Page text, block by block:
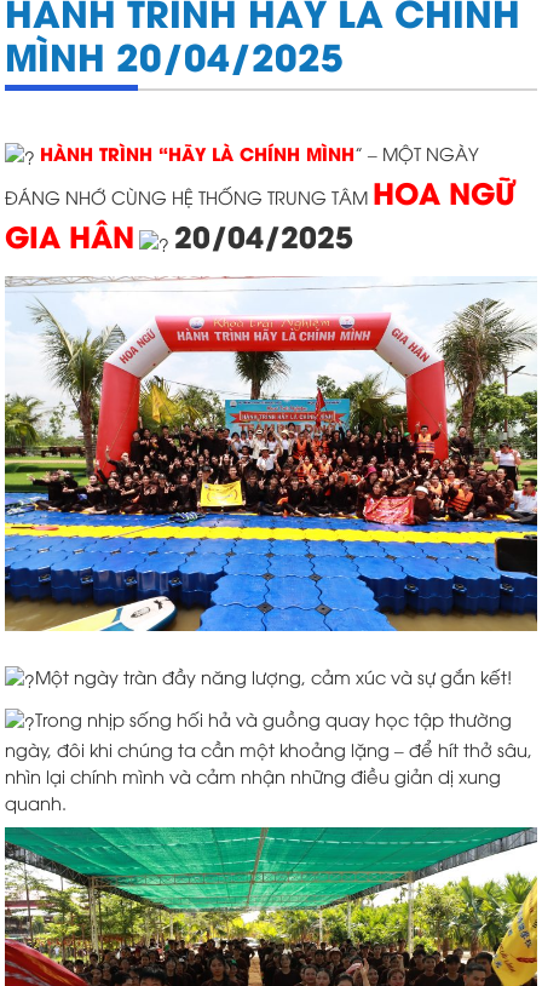
HÀNH TRÌNH HÃY LÀ CHÍNH
MÌNH 20/04/2025
HÀNH TRÌNH “HÃY LÀ CHÍNH MÌNH” – MỘT NGÀY
ĐÁNG NHỚ CÙNG HỆ THỐNG TRUNG TÂM HOA NGỮ
GIA HÂN
20/04/2025
Một ngày tràn đầy năng lượng, cảm xúc và sự gắn kết!
Trong nhịp sống hối hả và guồng quay học tập thường
ngày, đôi khi chúng ta cần một khoảng lặng – để hít thở sâu,
nhìn lại chính mình và cảm nhận những điều giản dị xung
quanh.